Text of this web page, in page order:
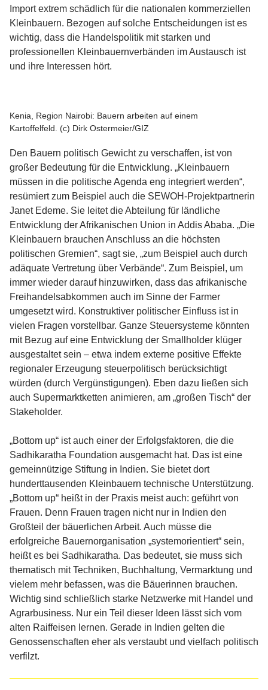
Import extrem schädlich für die nationalen kommerziellen
Kleinbauern. Bezogen auf solche Entscheidungen ist es
wichtig, dass die Handelspolitik mit starken und
professionellen Kleinbauernverbänden im Austausch ist
und ihre Interessen hört.
Kenia, Region Nairobi: Bauern arbeiten auf einem
Kartoffelfeld. (c) Dirk Ostermeier/GIZ
Den Bauern politisch Gewicht zu verschaffen, ist von
großer Bedeutung für die Entwicklung. „Kleinbauern
müssen in die politische Agenda eng integriert werden“,
resümiert zum Beispiel auch die SEWOH-Projektpartnerin
Janet Edeme. Sie leitet die Abteilung für ländliche
Entwicklung der Afrikanischen Union in Addis Ababa. „Die
Kleinbauern brauchen Anschluss an die höchsten
politischen Gremien“, sagt sie, „zum Beispiel auch durch
adäquate Vertretung über Verbände“. Zum Beispiel, um
immer wieder darauf hinzuwirken, dass das afrikanische
Freihandelsabkommen auch im Sinne der Farmer
umgesetzt wird. Konstruktiver politischer Einfluss ist in
vielen Fragen vorstellbar. Ganze Steuersysteme könnten
mit Bezug auf eine Entwicklung der Smallholder klüger
ausgestaltet sein – etwa indem externe positive Effekte
regionaler Erzeugung steuerpolitisch berücksichtigt
würden (durch Vergünstigungen). Eben dazu ließen sich
auch Supermarktketten animieren, am „großen Tisch“ der
Stakeholder.
„Bottom up“ ist auch einer der Erfolgsfaktoren, die die
Sadhikaratha Foundation ausgemacht hat. Das ist eine
gemeinnützige Stiftung in Indien. Sie bietet dort
hunderttausenden Kleinbauern technische Unterstützung.
„Bottom up“ heißt in der Praxis meist auch: geführt von
Frauen. Denn Frauen tragen nicht nur in Indien den
Großteil der bäuerlichen Arbeit. Auch müsse die
erfolgreiche Bauernorganisation „systemorientiert“ sein,
heißt es bei Sadhikaratha. Das bedeutet, sie muss sich
thematisch mit Techniken, Buchhaltung, Vermarktung und
vielem mehr befassen, was die Bäuerinnen brauchen.
Wichtig sind schließlich starke Netzwerke mit Handel und
Agrarbusiness. Nur ein Teil dieser Ideen lässt sich vom
alten Raiffeisen lernen. Gerade in Indien gelten die
Genossenschaften eher als verstaubt und vielfach politisch
verfilzt.